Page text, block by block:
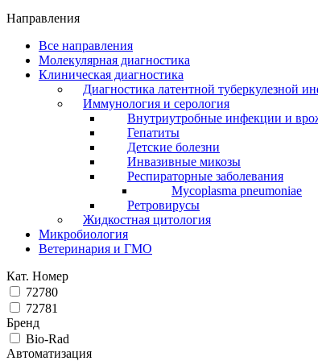
Направления
Все направления
Молекулярная диагностика
Клиническая диагностика
Диагностика латентной туберкулезной
Иммунология и серология
Внутриутробные инфекции и
Гепатиты
Детские болезни
Инвазивные микозы
Респираторные заболевания
Mycoplasma pneumoniae
Ретровирусы
Жидкостная цитология
Микробиология
Ветеринария и ГМО
Кат. Номер
72780
72781
Бренд
Bio-Rad
Автоматизация